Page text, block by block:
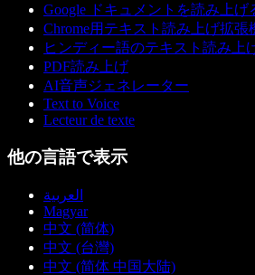
Google ドキュメントを読み上げ
Chrome用テキスト読み上げ拡張
ヒンディー語のテキスト読み上
PDF読み上げ
AI音声ジェネレーター
Text to Voice
Lecteur de texte
他の言語で表示
العربية
Magyar
中文 (简体)
中文 (台灣)
中文 (简体 中国大陆)